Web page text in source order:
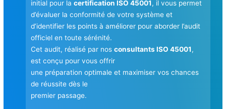
initial pour lacertification ISO 45001, il vous permet
d’évaluer la conformité de votre système et
d’identifier les points à améliorer pour aborder l’audit
officiel en toute sérénité.
Cet audit, réalisé par nosconsultants ISO 45001,
est conçu pour vous offrir
une préparation optimale et maximiser vos chances
de réussite dès le
premier passage.